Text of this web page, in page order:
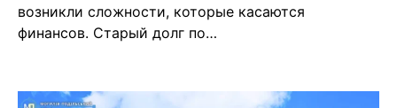
возникли сложности, которые касаются
финансов. Старый долг по…